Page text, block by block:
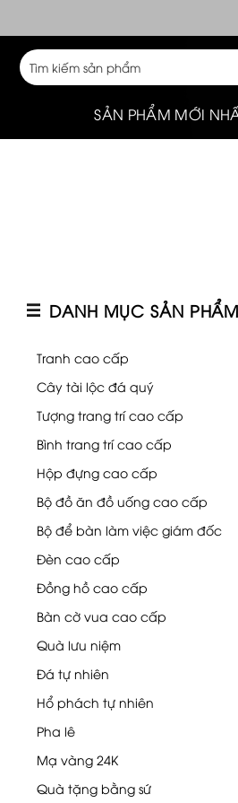
to
content
Tìm
kiếm:
SẢN PHẨM MỚI
DANH MỤC SẢN PHẨM
Tranh cao cấp
Cây tài lộc đá quý
Tượng trang trí cao cấp
Bình trang trí cao cấp
Hộp đựng cao cấp
Bộ đồ ăn đồ uống cao cấp
Bộ để bàn làm việc giám đốc
Đèn cao cấp
Đồng hồ cao cấp
Bàn cờ vua cao cấp
Quà lưu niệm
Đá tự nhiên
Hổ phách tự nhiên
Pha lê
Mạ vàng 24K
Quà tặng bằng sứ